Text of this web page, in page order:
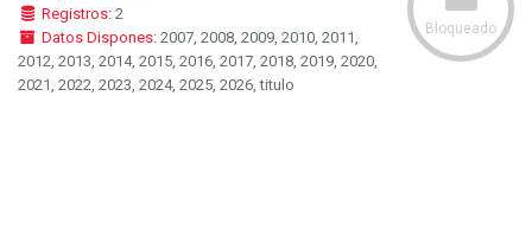
Bloqueado
Registros:2
Datos Dispones:2007, 2008, 2009, 2010, 2011,
2012, 2013, 2014, 2015, 2016, 2017, 2018, 2019, 2020,
2021, 2022, 2023, 2024, 2025, 2026, titulo